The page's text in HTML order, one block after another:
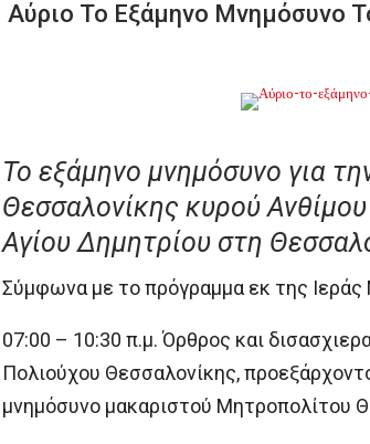
Αύριο Το Εξάμηνο Μνημόσυνο
Το εξάμηνο μνημόσυνο για
Θεσσαλονίκης κυρού
Αγίου Δημητρίου στη
Σύμφωνα με το πρόγραμμα εκ της
07:00 – 10:30 π.μ. Όρθρος και
Πολιούχου Θεσσαλονίκης,
μνημόσυνο μακαριστού Μητροπολίτου